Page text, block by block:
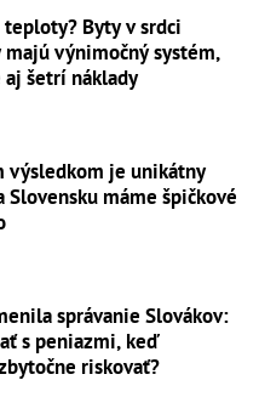
Byty v srdci
výnimočný systém,
šetrí náklady
výsledkom je unikátny
Slovensku máme špičkové
správanie Slovákov:
s peniazmi, keď
riskovať?